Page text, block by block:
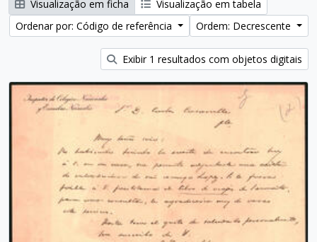
Visualização em ficha
Visualização em tabela
Ordenar por: Código de referência
Ordem: Decrescente
Exibir 1 resultados com objetos digitais